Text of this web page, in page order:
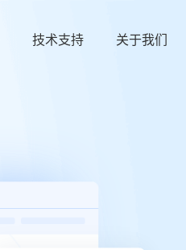
技术支持 关于我们